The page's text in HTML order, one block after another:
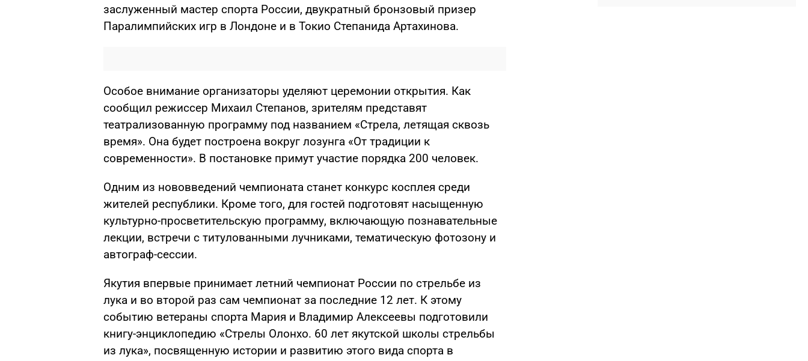
заслуженный мастер спорта России, двукратный бронзовый призер
Паралимпийских игр в Лондоне и в Токио Степанида Артахинова.
Особое внимание организаторы уделяют церемонии открытия. Как
сообщил режиссер Михаил Степанов, зрителям представят
театрализованную программу под названием «Стрела, летящая сквозь
время». Она будет построена вокруг лозунга «От традиции к
современности». В постановке примут участие порядка 200 человек.
Одним из нововведений чемпионата станет конкурс косплея среди
жителей республики. Кроме того, для гостей подготовят насыщенную
культурно-просветительскую программу, включающую познавательные
лекции, встречи с титулованными лучниками, тематическую фотозону и
автограф-сессии.
Якутия впервые принимает летний чемпионат России по стрельбе из
лука и во второй раз сам чемпионат за последние 12 лет. К этому
событию ветераны спорта Мария и Владимир Алексеевы подготовили
книгу-энциклопедию «Стрелы Олонхо. 60 лет якутской школы стрельбы
из лука», посвященную истории и развитию этого вида спорта в